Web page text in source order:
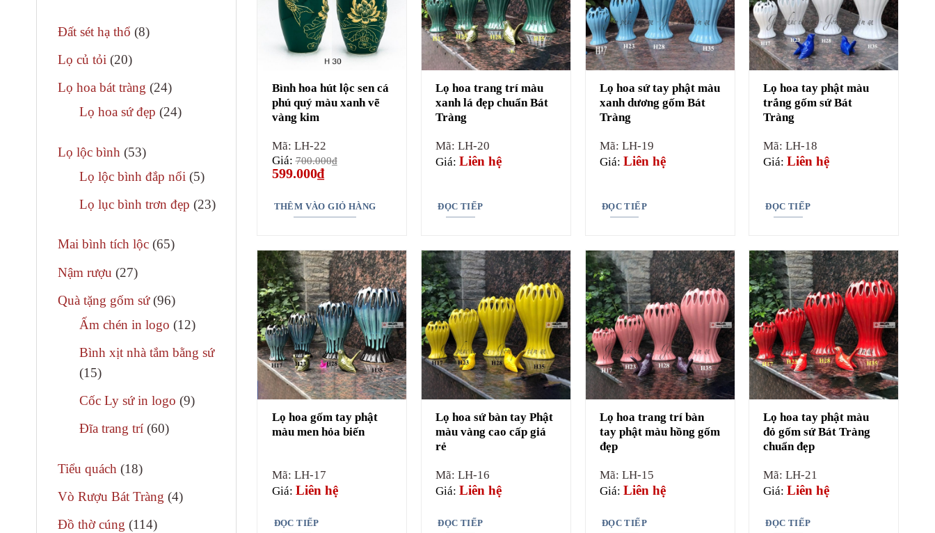
phẩm
Đất sét hạ thổ 88
Lọ củ tỏi 2020
phẩm
Lọ hoa bát tràng 2424
sản
Lọ hoa sứ đẹp 2424
Lọ lộc bình 5353
sản
Lọ lộc bình đắp nổi 55
phẩm
Lọ lục bình trơn đẹp 2323
Mai bình tích lộc 6565
Nậm rượu 2727
phẩm
Quà tặng gốm sứ 9696
sản
Ấm chén in logo 1212
phẩm
Bình xịt nhà tắm bằng sứ
1515
phẩm
Cốc Ly sứ in logo 99
Đĩa trang trí 6060
Tiểu quách 1818
phẩm
Vò Rượu Bát Tràng 44
Đồ thờ cúng 114114
Bình hoa hút lộc sen cá
phú quý màu xanh vẽ
vàng kim
Mã: LH-22
Giá:700.000₫
Giá
gốc
700.000₫.
599.000₫Giá
hiện
là:
599.000₫.
THÊM VÀO GIỎ HÀNG
Lọ hoa trang trí màu
xanh lá đẹp chuẩn Bát
Tràng
Mã: LH-20
Giá:Liên hệ
ĐỌC TIẾP
Lọ hoa sứ tay phật màu
xanh dương gốm Bát
Tràng
Mã: LH-19
Giá: Liên hệ
ĐỌC TIẾP
Lọ hoa tay phật màu
trắng gốm sứ Bát
Tràng
Mã: LH-18
Giá:Liên hệ
ĐỌC TIẾP
Lọ hoa gốm tay phật
màu men hỏa biến
Mã: LH-17
Giá: Liên hệ
ĐỌC TIẾP
Lọ hoa sứ bàn tay Phật
màu vàng cao cấp giá
rẻ
Mã: LH-16
Giá:Liên hệ
ĐỌC TIẾP
Lọ hoa trang trí bàn
tay phật màu hồng gốm
đẹp
Mã: LH-15
Giá: Liên hệ
ĐỌC TIẾP
Lọ hoa tay phật màu
đỏ gốm sứ Bát Tràng
chuẩn đẹp
Mã: LH-21
Giá:Liên hệ
ĐỌC TIẾP